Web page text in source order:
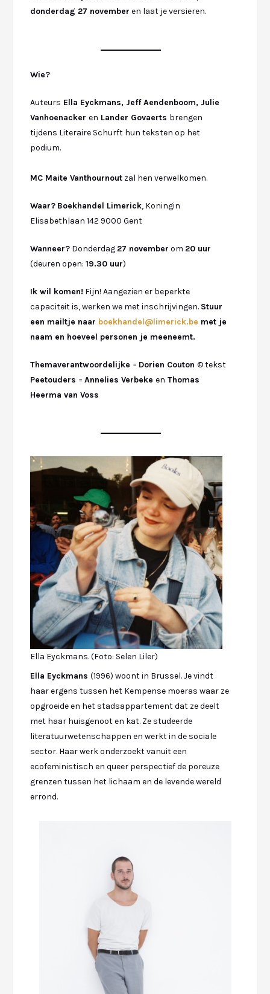
donderdag 27 november en laat je versieren.
Wie?
Auteurs Ella Eyckmans, Jeff Aendenboom, Julie
Vanhoenackeren Lander Govaerts brengen
tijdens Literaire Schurft hun teksten op het
podium.
MC Maite Vanthournout zal hen verwelkomen.
Waar? Boekhandel Limerick, Koningin
Elisabethlaan 142 9000 Gent
Wanneer? Donderdag 27 november om 20 uur
(deuren open:19.30 uur)
Ik wil komen! Fijn! Aangezien er beperkte
capaciteit is, werken we met inschrijvingen. Stuur
een mailtje naar boekhandel@limerick.be met je
naam en hoeveel personen je meeneemt.
Themaverantwoordelijke = Dorien Couton© tekst
Peetouders =Annelies Verbekeen Thomas
Heerma van Voss
Ella Eyckmans. (Foto: Selen Liler)
Ella Eyckmans(1996) woont in Brussel. Je vindt
haar ergens tussen het Kempense moeras waar ze
opgroeide en het stadsappartement dat ze deelt
met haar huisgenoot en kat. Ze studeerde
literatuurwetenschappen en werkt in de sociale
sector. Haar werk onderzoekt vanuit een
ecofeministisch en queer perspectief de poreuze
grenzen tussen het lichaam en de levende wereld
errond.